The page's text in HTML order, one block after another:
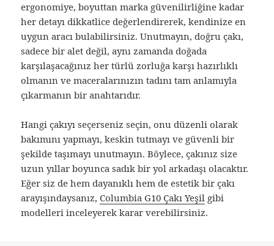
ergonomiye, boyuttan marka güvenilirliğine kadar
her detayı dikkatlice değerlendirerek, kendinize en
uygun aracı bulabilirsiniz. Unutmayın, doğru çakı,
sadece bir alet değil, aynı zamanda doğada
karşılaşacağınız her türlü zorluğa karşı hazırlıklı
olmanın ve maceralarınızın tadını tam anlamıyla
çıkarmanın bir anahtarıdır.
Hangi çakıyı seçerseniz seçin, onu düzenli olarak
bakımını yapmayı, keskin tutmayı ve güvenli bir
şekilde taşımayı unutmayın. Böylece, çakınız size
uzun yıllar boyunca sadık bir yol arkadaşı olacaktır.
Eğer siz de hem dayanıklı hem de estetik bir çakı
arayışındaysanız, Columbia G10 Çakı Yeşil gibi
modelleri inceleyerek karar verebilirsiniz.